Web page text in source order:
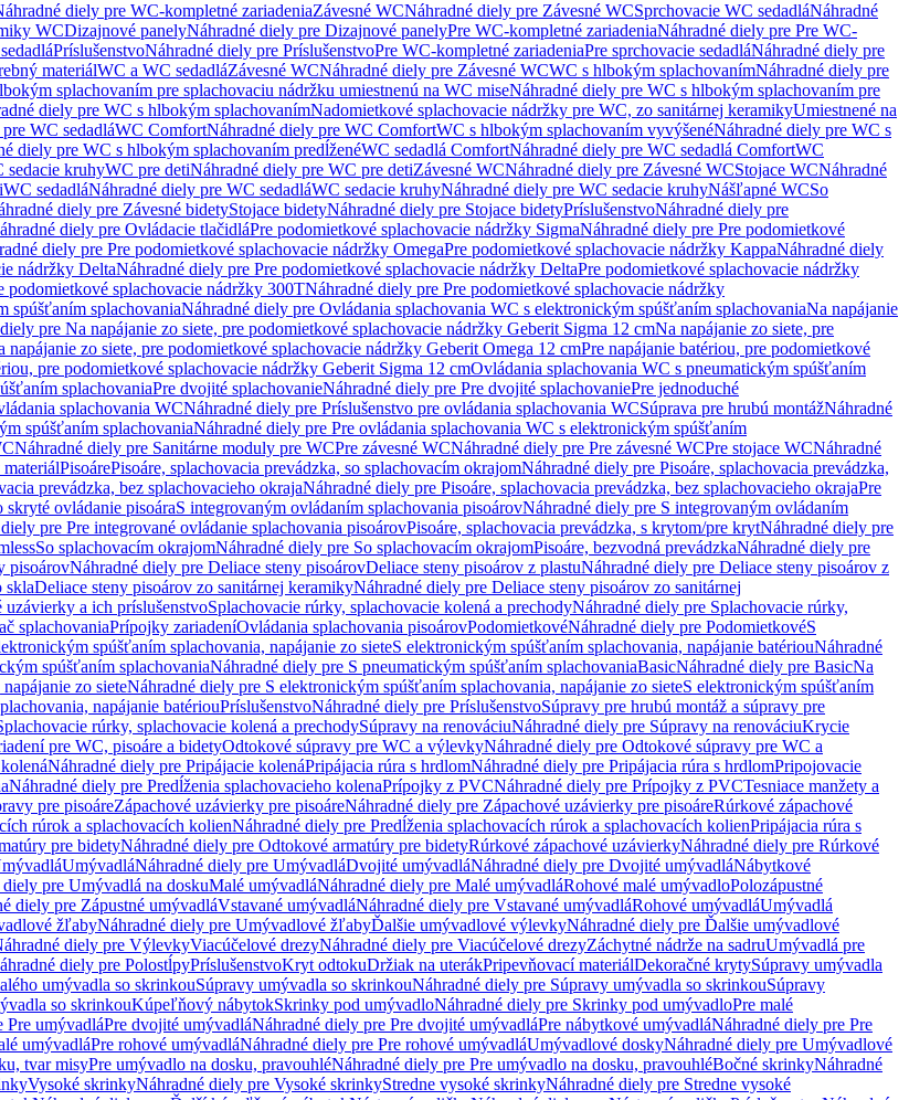
diely pre WC-kompletné zariadeniaZávesné WCNáhradné diely pre Závesné WCSprchovacie WC sedadláNáhradné
WCDizajnové panelyNáhradné diely pre Dizajnové panelyPre WC-kompletné zariadeniaNáhradné diely pre Pre WC-
PríslušenstvoNáhradné diely pre PríslušenstvoPre WC-kompletné zariadeniaPre sprchovacie sedadláNáhradné diely pre
materiálWC a WC sedadláZávesné WCNáhradné diely pre Závesné WCWC s hlbokým splachovanímNáhradné diely pre
splachovaním pre splachovaciu nádržku umiestnenú na WC miseNáhradné diely pre WC s hlbokým splachovaním pre
diely pre WC s hlbokým splachovanímNadomietkové splachovacie nádržky pre WC, zo sanitárnej keramikyUmiestnené na
WC sedadláWC ComfortNáhradné diely pre WC ComfortWC s hlbokým splachovaním vyvýšenéNáhradné diely pre WC s
diely pre WC s hlbokým splachovaním predĺženéWC sedadlá ComfortNáhradné diely pre WC sedadlá ComfortWC
sedacie kruhyWC pre detiNáhradné diely pre WC pre detiZávesné WCNáhradné diely pre Závesné WCStojace WCNáhradné
WC sedadláNáhradné diely pre WC sedadláWC sedacie kruhyNáhradné diely pre WC sedacie kruhyNášľapné WCSo
diely pre Závesné bidetyStojace bidetyNáhradné diely pre Stojace bidetyPríslušenstvoNáhradné diely pre
diely pre Ovládacie tlačidláPre podomietkové splachovacie nádržky SigmaNáhradné diely pre Pre podomietkové
diely pre Pre podomietkové splachovacie nádržky OmegaPre podomietkové splachovacie nádržky KappaNáhradné diely
nádržky DeltaNáhradné diely pre Pre podomietkové splachovacie nádržky DeltaPre podomietkové splachovacie nádržky
podomietkové splachovacie nádržky 300TNáhradné diely pre Pre podomietkové splachovacie nádržky
spúšťaním splachovaniaNáhradné diely pre Ovládania splachovania WC s elektronickým spúšťaním splachovaniaNa napájanie
pre Na napájanie zo siete, pre podomietkové splachovacie nádržky Geberit Sigma 12 cmNa napájanie zo siete, pre
napájanie zo siete, pre podomietkové splachovacie nádržky Geberit Omega 12 cmPre napájanie batériou, pre podomietkové
pre podomietkové splachovacie nádržky Geberit Sigma 12 cmOvládania splachovania WC s pneumatickým spúšťaním
splachovaniaPre dvojité splachovanieNáhradné diely pre Pre dvojité splachovaniePre jednoduché
splachovania WCNáhradné diely pre Príslušenstvo pre ovládania splachovania WCSúprava pre hrubú montážNáhradné
spúšťaním splachovaniaNáhradné diely pre Pre ovládania splachovania WC s elektronickým spúšťaním
Náhradné diely pre Sanitárne moduly pre WCPre závesné WCNáhradné diely pre Pre závesné WCPre stojace WCNáhradné
PisoárePisoáre, splachovacia prevádzka, so splachovacím okrajomNáhradné diely pre Pisoáre, splachovacia prevádzka,
prevádzka, bez splachovacieho okrajaNáhradné diely pre Pisoáre, splachovacia prevádzka, bez splachovacieho okrajaPre
ovládanie pisoáraS integrovaným ovládaním splachovania pisoárovNáhradné diely pre S integrovaným ovládaním
pre Pre integrované ovládanie splachovania pisoárovPisoáre, splachovacia prevádzka, s krytom/pre krytNáhradné diely pre
So splachovacím okrajomNáhradné diely pre So splachovacím okrajomPisoáre, bezvodná prevádzkaNáhradné diely pre
pisoárovNáhradné diely pre Deliace steny pisoárovDeliace steny pisoárov z plastuNáhradné diely pre Deliace steny pisoárov z
sklaDeliace steny pisoárov zo sanitárnej keramikyNáhradné diely pre Deliace steny pisoárov zo sanitárnej
uzávierky a ich príslušenstvoSplachovacie rúrky, splachovacie kolená a prechodyNáhradné diely pre Splachovacie rúrky,
splachovaniaPrípojky zariadeníOvládania splachovania pisoárovPodomietkovéNáhradné diely pre PodomietkovéS
spúšťaním splachovania, napájanie zo sieteS elektronickým spúšťaním splachovania, napájanie batériouNáhradné
spúšťaním splachovaniaNáhradné diely pre S pneumatickým spúšťaním splachovaniaBasicNáhradné diely pre BasicNa
zo sieteNáhradné diely pre S elektronickým spúšťaním splachovania, napájanie zo sieteS elektronickým spúšťaním
napájanie batériouPríslušenstvoNáhradné diely pre PríslušenstvoSúpravy pre hrubú montáž a súpravy pre
rúrky, splachovacie kolená a prechodySúpravy na renováciuNáhradné diely pre Súpravy na renováciuKrycie
pre WC, pisoáre a bidetyOdtokové súpravy pre WC a výlevkyNáhradné diely pre Odtokové súpravy pre WC a
Náhradné diely pre Pripájacie kolenáPripájacia rúra s hrdlomNáhradné diely pre Pripájacia rúra s hrdlomPripojovacie
Náhradné diely pre Predĺženia splachovacieho kolenaPrípojky z PVCNáhradné diely pre Prípojky z PVCTesniace manžety a
pre pisoáreZápachové uzávierky pre pisoáreNáhradné diely pre Zápachové uzávierky pre pisoáreRúrkové zápachové
rúrok a splachovacích kolienNáhradné diely pre Predĺženia splachovacích rúrok a splachovacích kolienPripájacia rúra s
pre bidetyNáhradné diely pre Odtokové armatúry pre bidetyRúrkové zápachové uzávierkyNáhradné diely pre Rúrkové
UmývadláNáhradné diely pre UmývadláDvojité umývadláNáhradné diely pre Dvojité umývadláNábytkové
pre Umývadlá na doskuMalé umývadláNáhradné diely pre Malé umývadláRohové malé umývadloPolozápustné
diely pre Zápustné umývadláVstavané umývadláNáhradné diely pre Vstavané umývadláRohové umývadláUmývadlá
žľabyNáhradné diely pre Umývadlové žľabyĎalšie umývadlové výlevkyNáhradné diely pre Ďalšie umývadlové
diely pre VýlevkyViacúčelové drezyNáhradné diely pre Viacúčelové drezyZáchytné nádrže na sadruUmývadlá pre
diely pre PolostĺpyPríslušenstvoKryt odtokuDržiak na uterákPripevňovací materiálDekoračné krytySúpravy umývadla
umývadla so skrinkouSúpravy umývadla so skrinkouNáhradné diely pre Súpravy umývadla so skrinkouSúpravy
so skrinkouKúpeľňový nábytokSkrinky pod umývadloNáhradné diely pre Skrinky pod umývadloPre malé
Pre umývadláPre dvojité umývadláNáhradné diely pre Pre dvojité umývadláPre nábytkové umývadláNáhradné diely pre Pre
umývadláPre rohové umývadláNáhradné diely pre Pre rohové umývadláUmývadlové doskyNáhradné diely pre Umývadlové
tvar misyPre umývadlo na dosku, pravouhléNáhradné diely pre Pre umývadlo na dosku, pravouhléBočné skrinkyNáhradné
Vysoké skrinkyNáhradné diely pre Vysoké skrinkyStredne vysoké skrinkyNáhradné diely pre Stredne vysoké